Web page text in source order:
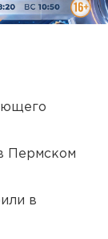
Пермском
в